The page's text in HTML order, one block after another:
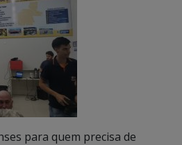
para quem precisa de